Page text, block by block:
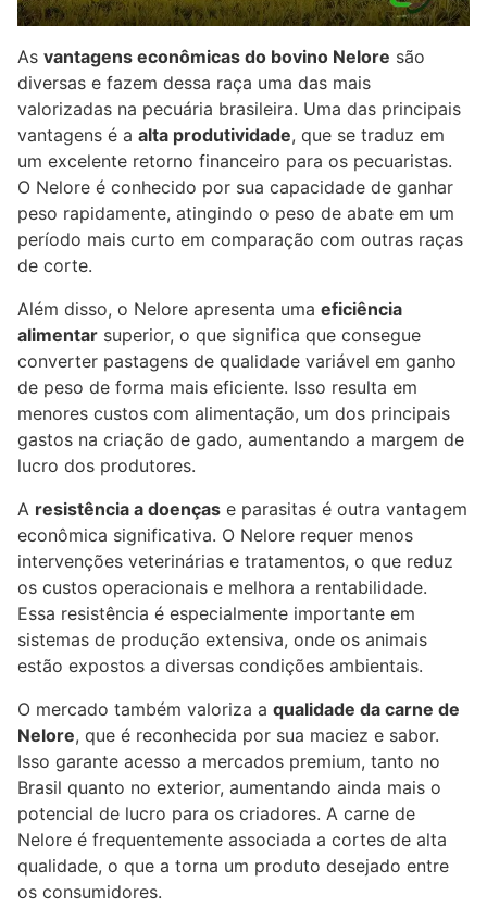
As vantagens econômicas do bovino Nelore são
diversas e fazem dessa raça uma das mais
valorizadas na pecuária brasileira. Uma das principais
vantagens é a alta produtividade, que se traduz em
um excelente retorno financeiro para os pecuaristas.
O Nelore é conhecido por sua capacidade de ganhar
peso rapidamente, atingindo o peso de abate em um
período mais curto em comparação com outras raças
de corte.
Além disso, o Nelore apresenta uma eficiência
alimentar superior, o que significa que consegue
converter pastagens de qualidade variável em ganho
de peso de forma mais eficiente. Isso resulta em
menores custos com alimentação, um dos principais
gastos na criação de gado, aumentando a margem de
lucro dos produtores.
A resistência a doenças e parasitas é outra vantagem
econômica significativa. O Nelore requer menos
intervenções veterinárias e tratamentos, o que reduz
os custos operacionais e melhora a rentabilidade.
Essa resistência é especialmente importante em
sistemas de produção extensiva, onde os animais
estão expostos a diversas condições ambientais.
O mercado também valoriza a qualidade da carne de
Nelore, que é reconhecida por sua maciez e sabor.
Isso garante acesso a mercados premium, tanto no
Brasil quanto no exterior, aumentando ainda mais o
potencial de lucro para os criadores. A carne de
Nelore é frequentemente associada a cortes de alta
qualidade, o que a torna um produto desejado entre
os consumidores.